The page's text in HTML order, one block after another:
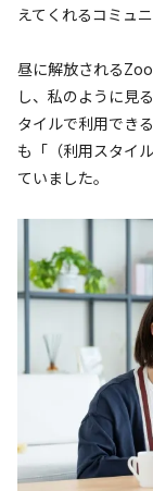
えてくれるコミュニ
昼に解放される
し、私のように見
タイルで利用でき
も「（利用スタイ
ていました。